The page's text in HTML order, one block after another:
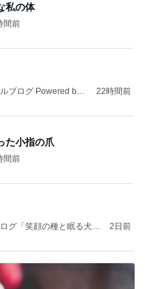
私の体
間前
ブログ Powered by
22時間前
た小指の爪
間前
グ「笑顔の種と眠る犬」
2日前